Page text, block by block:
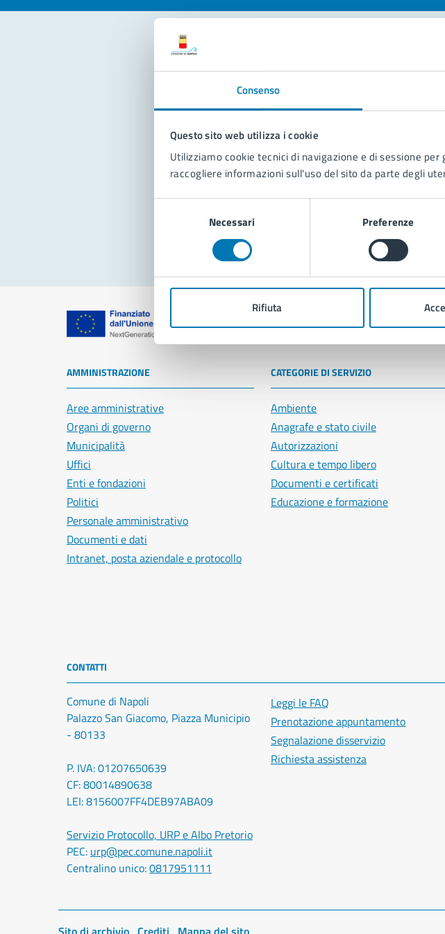
Consenso
Questo sito web utilizza i cookie
Utilizziamo cookie tecnici di navigazione e di sessione
raccogliere informazioni sull'uso del sito da parte degli
Necessari Preferenze
Rifiuta
Contatta il comune
Richiedi assistenza
Prenota appuntamento
Problemi in città
Segnala disservizio
Comune di Napoli
AMMINISTRAZIONE
Aree amministrative
Organi di governo
Municipalità
Uffici
Enti e fondazioni
Politici
Personale amministrativo
Documenti e dati
Intranet, posta aziendale e protocollo
CATEGORIE DI SERVIZIO
Ambiente
Anagrafe e stato civile
Autorizzazioni
Cultura e tempo libero
Documenti e certificati
Educazione e formazione
CONTATTI
Comune di Napoli
Palazzo San Giacomo, Piazza Municipio
- 80133
P. IVA: 01207650639
CF: 80014890638
LEI: 8156007FF4DEB97ABA09
Servizio Protocollo, URP e Albo Pretorio
PEC: urp@pec.comune.napoli.it
Centralino unico:0817951111
Leggi le FAQ
Prenotazione appuntamento
Segnalazione disservizio
Richiesta assistenza